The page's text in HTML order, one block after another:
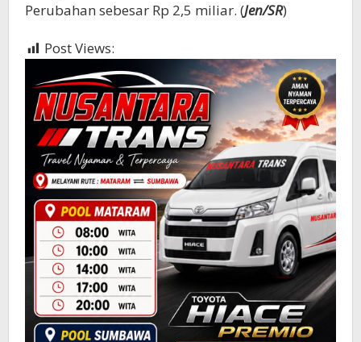
Perubahan sebesar Rp 2,5 miliar. (Jen/SR)
Post Views: